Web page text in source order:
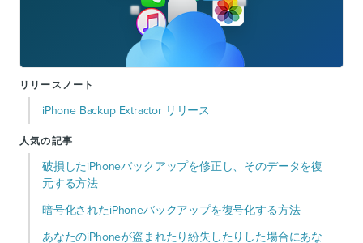
リリースノート
iPhone Backup Extractor リリース
人気の記事
破損したiPhoneバックアップを修正し、そのデータを復
元する方法
暗号化されたiPhoneバックアップを復号化する方法
あなたのiPhoneが盗まれたり紛失したりした場合にあな